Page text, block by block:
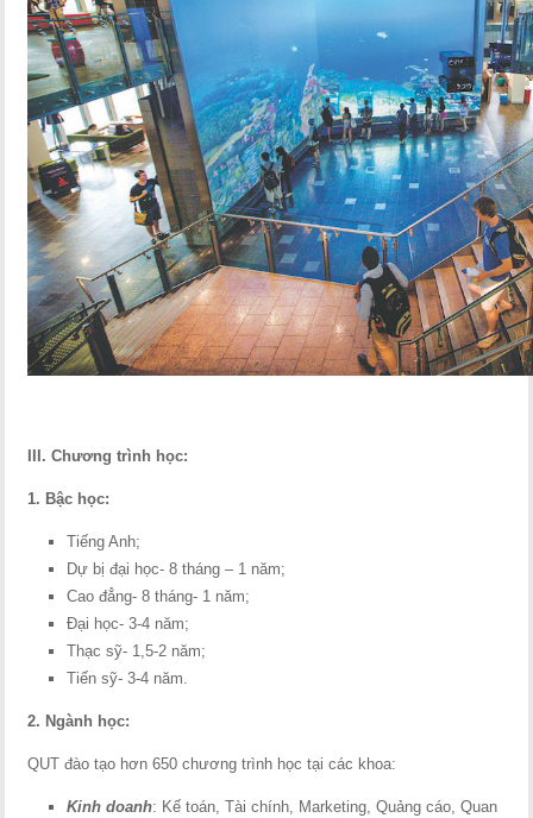
III. Chương trình học:
1. Bậc học:
Tiếng Anh;
Dự bị đại học- 8 tháng – 1 năm;
Cao đẳng- 8 tháng- 1 năm;
Đại học- 3-4 năm;
Thạc sỹ- 1,5-2 năm;
Tiến sỹ- 3-4 năm.
2. Ngành học:
QUT đào tạo hơn 650 chương trình học tại các khoa:
Kinh doanh: Kế toán, Tài chính, Marketing, Quảng cáo, Quan